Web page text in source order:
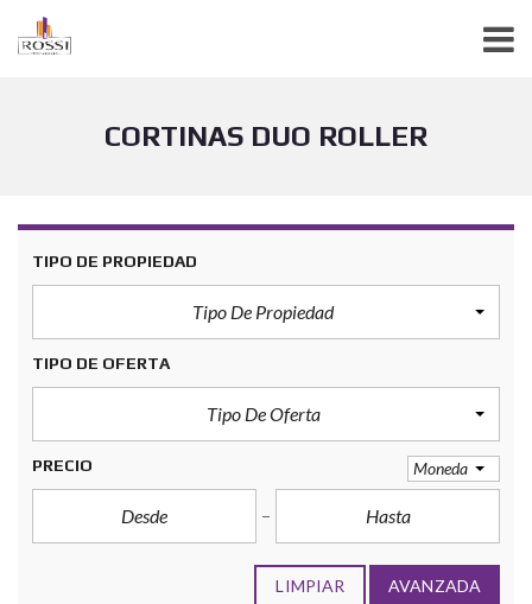
CORTINAS DUO ROLLER
TIPO DE PROPIEDAD
Tipo De Propiedad
TIPO DE OFERTA
Tipo De Oferta
PRECIO Moneda
LIMPIAR AVANZADA